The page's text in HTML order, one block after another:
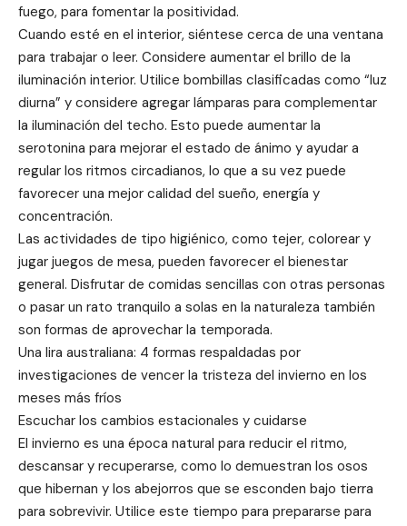
fuego, para fomentar la positividad.
Cuando esté en el interior, siéntese cerca de una ventana
para trabajar o leer. Considere aumentar el brillo de la
iluminación interior. Utilice bombillas clasificadas como “luz
diurna” y considere agregar lámparas para complementar
la iluminación del techo. Esto puede aumentar la
serotonina para mejorar el estado de ánimo y ayudar a
regular los ritmos circadianos, lo que a su vez puede
favorecer una mejor calidad del sueño, energía y
concentración.
Las actividades de tipo higiénico, como tejer, colorear y
jugar juegos de mesa, pueden favorecer el bienestar
general. Disfrutar de comidas sencillas con otras personas
o pasar un rato tranquilo a solas en la naturaleza también
son formas de aprovechar la temporada.
Una lira australiana: 4 formas respaldadas por
investigaciones de vencer la tristeza del invierno en los
meses más fríos
Escuchar los cambios estacionales y cuidarse
El invierno es una época natural para reducir el ritmo,
descansar y recuperarse, como lo demuestran los osos
que hibernan y los abejorros que se esconden bajo tierra
para sobrevivir. Utilice este tiempo para prepararse para